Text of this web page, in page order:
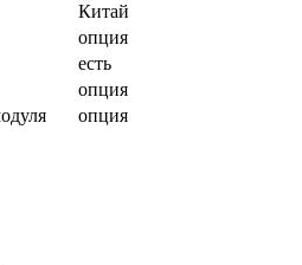
Китай
опция
есть
опция
опция